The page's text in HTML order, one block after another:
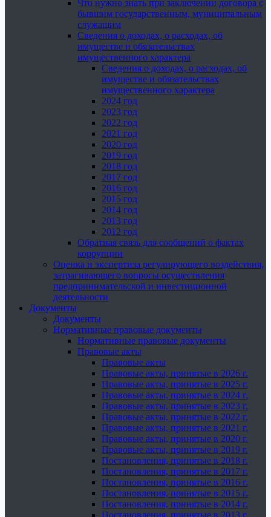
Что нужно знать при заключении договора с
бывшим государственным, муниципальным
служащим
Сведения о доходах, о расходах, об
имуществе и обязательствах
имущественного характера
Сведения о доходах, о расходах, об
имуществе и обязательствах
имущественного характера
2024 год
2023 год
2022 год
2021 год
2020 год
2019 год
2018 год
2017 год
2016 год
2015 год
2014 год
2013 год
2012 год
Обратная связь для сообщений о фактах
коррупции
Оценка и экспертиза регулирующего воздействия,
затрагивающего вопросы осуществления
предпринимательской и инвестиционной
деятельности
Документы
Документы
Нормативные правовые документы
Нормативные правовые документы
Правовые акты
Правовые акты
Правовые акты, принятые в 2026 г.
Правовые акты, принятые в 2025 г.
Правовые акты, принятые в 2024 г.
Правовые акты, принятые в 2023 г.
Правовые акты, принятые в 2022 г.
Правовые акты, принятые в 2021 г.
Правовые акты, принятые в 2020 г.
Правовые акты, принятые в 2019 г.
Постановления, принятые в 2018 г.
Постановления, принятые в 2017 г.
Постановления, принятые в 2016 г.
Постановления, принятые в 2015 г.
Постановления, принятые в 2014 г.
Постановления, принятые в 2013 г.